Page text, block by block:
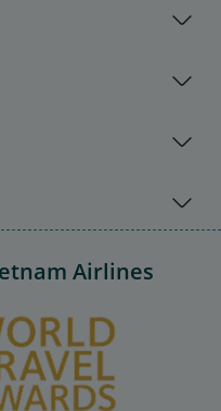
Airlines